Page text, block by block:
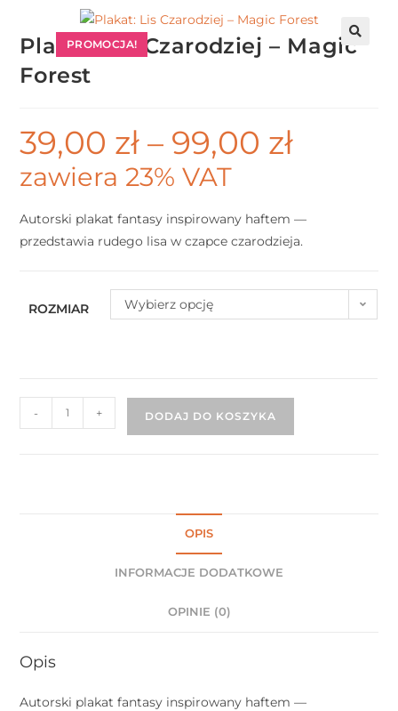
PROMOCJA!
Plakat: Lis Czarodziej – Magic
Forest
39,00 zł – 99,00 zł
zawiera 23% VAT
Autorski plakat fantasy inspirowany haftem —
przedstawia rudego lisa w czapce czarodzieja.
ROZMIAR Wybierz opcję
- + DODAJ DO KOSZYKA
OPIS
INFORMACJE DODATKOWE
OPINIE (0)
Opis
Autorski plakat fantasy inspirowany haftem —